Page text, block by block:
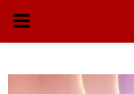
THỰC